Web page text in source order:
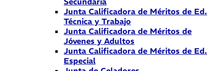
Junta Calificadora de Méritos de Ed.
Técnica y Trabajo
Junta Calificadora de Méritos de
Jóvenes y Adultos
Junta Calificadora de Méritos de Ed.
Especial